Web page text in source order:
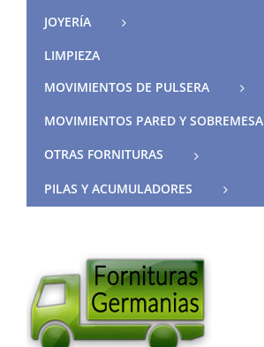
JOYERÍA
LIMPIEZA
MOVIMIENTOS DE PULSERA
MOVIMIENTOS PARED Y SOBREMESA
OTRAS FORNITURAS
PILAS Y ACUMULADORES